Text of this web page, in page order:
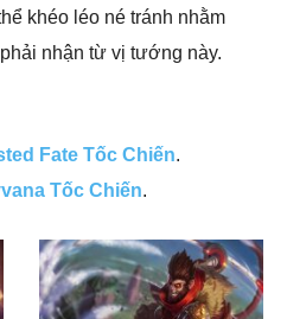
khéo léo né tránh nhằm
nhận từ vị tướng này.
Fate Tốc Chiến.
Tốc Chiến.